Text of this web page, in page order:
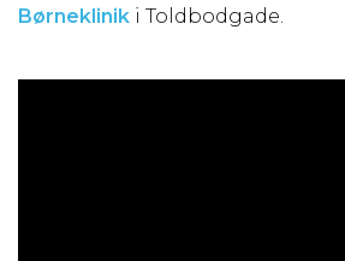
Børneklinik i Toldbodgade.